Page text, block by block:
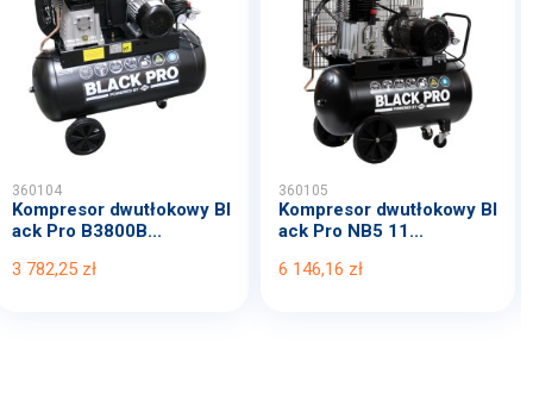
360104
Kompresor dwutłokowy Bl
ack Pro B3800B...
3 782,25 zł
360105
Kompresor dwutłokowy Bl
ack Pro NB5 11...
6 146,16 zł